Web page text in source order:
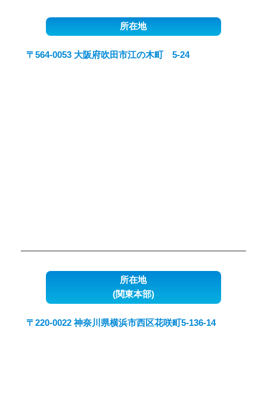
所在地
〒564-0053 大阪府吹田市江の木町 5-24
所在地
(関東本部)
〒220-0022 神奈川県横浜市西区花咲町5-136-14